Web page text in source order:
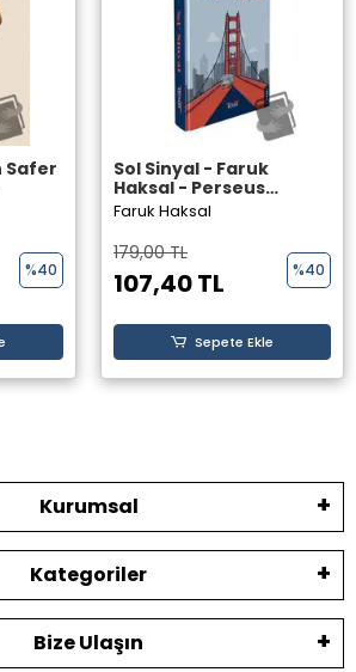
%40
Sol Sinyal - Faruk
Haksal - Perseus
Yayınevi -
Faruk Haksal
179,00 TL
107,40 TL %40
Sepete Ekle
Kurumsal
Kategoriler
Bize Ulaşın